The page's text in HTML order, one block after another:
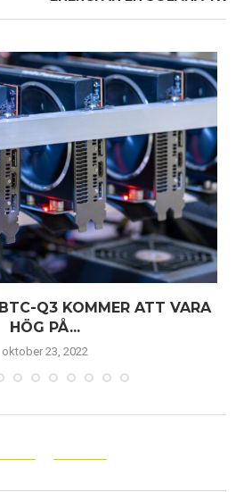
Q3 KOMMER ATT VARA
HÖG PÅ...
oktober 23, 2022